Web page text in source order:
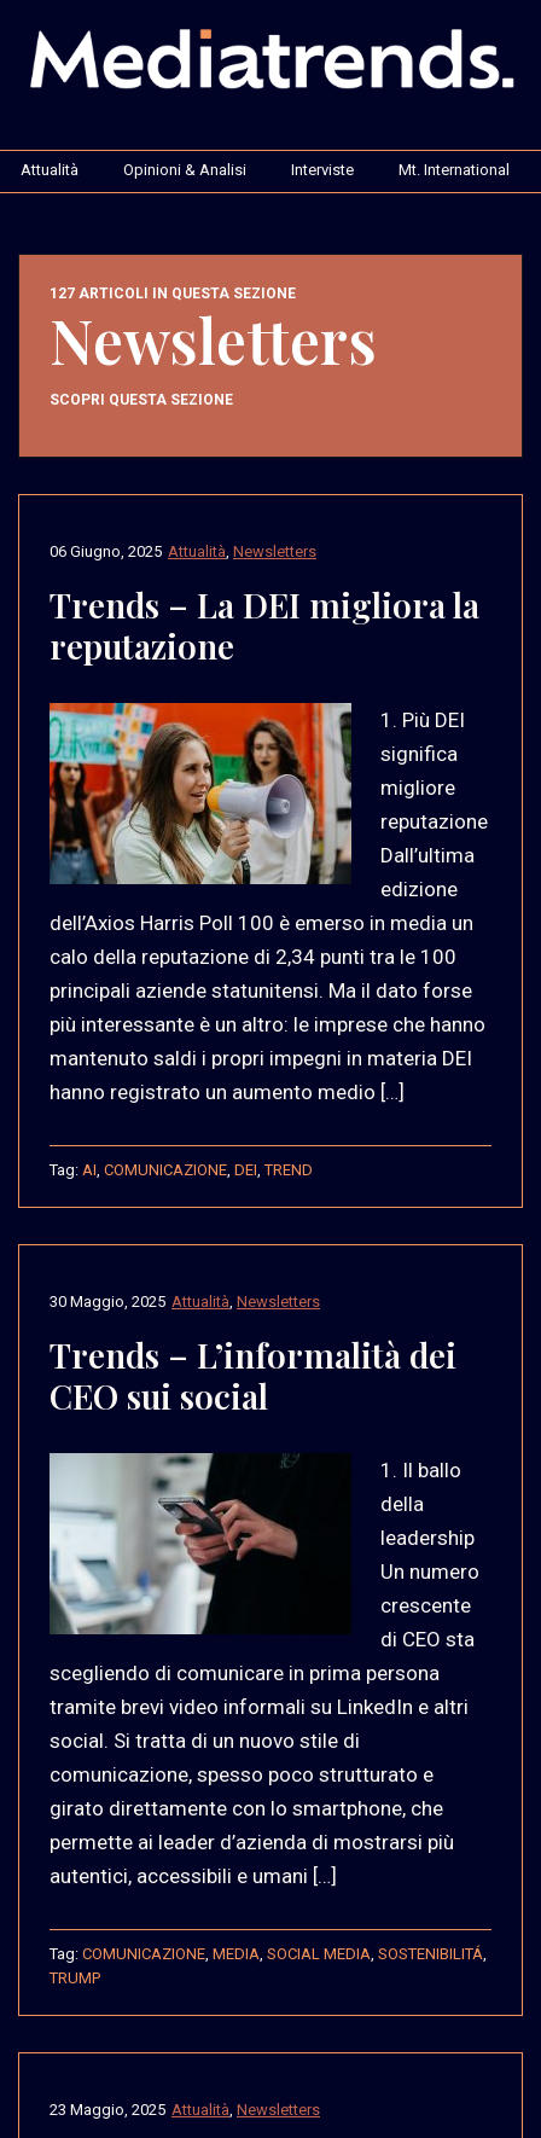
Attualità Opinioni & Analisi Interviste Mt. International
127 ARTICOLI IN QUESTA SEZIONE
Newsletters
SCOPRI QUESTA SEZIONE
Attualità Newsletters
06 Giugno, 2025
Trends – La DEI migliora la
reputazione
1. Più DEI
significa
migliore
reputazione
Dall’ultima
edizione
dell’Axios Harris Poll 100 è emerso in media un
calo della reputazione di 2,34 punti tra le 100
principali aziende statunitensi. Ma il dato forse
più interessante è un altro: le imprese che hanno
mantenuto saldi i propri impegni in materia DEI
hanno registrato un aumento medio […]
Tag: AI COMUNICAZIONE DEI ,TREND
Attualità Newsletters
30 Maggio, 2025
Trends – L’informalità dei
CEO sui social
1. Il ballo
della
leadership
Un numero
crescente
di CEO sta
scegliendo di comunicare in prima persona
tramite brevi video informali su LinkedIn e altri
social. Si tratta di un nuovo stile di
comunicazione, spesso poco strutturato e
girato direttamente con lo smartphone, che
permette ai leader d’azienda di mostrarsi più
autentici, accessibili e umani […]
Tag: COMUNICAZIONE MEDIA SOCIAL MEDIA SOSTENIBILITÁ
TRUMP
Attualità Newsletters
23 Maggio, 2025